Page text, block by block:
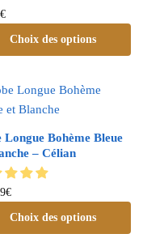
€
Choix des options
Longue Bohème Bleue
– Célian
€
Choix des options